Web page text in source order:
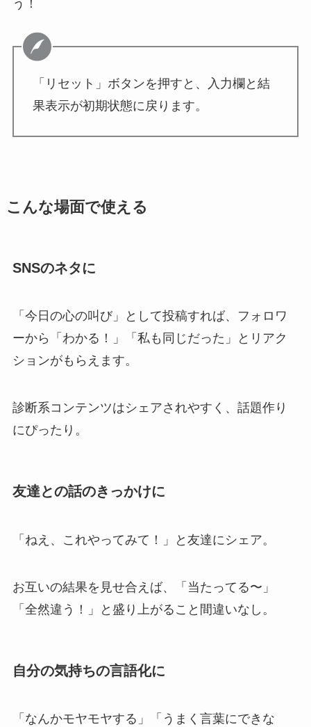
う！
「リセット」ボタンを押すと、入力欄と結
果表示が初期状態に戻ります。
こんな場面で使える
SNSのネタに
「今日の心の叫び」として投稿すれば、フォロワ
ーから「わかる！」「私も同じだった」とリアク
ションがもらえます。
診断系コンテンツはシェアされやすく、話題作り
にぴったり。
友達との話のきっかけに
「ねえ、これやってみて！」と友達にシェア。
お互いの結果を見せ合えば、「当たってる〜」
「全然違う！」と盛り上がること間違いなし。
自分の気持ちの言語化に
「なんかモヤモヤする」「うまく言葉にできな